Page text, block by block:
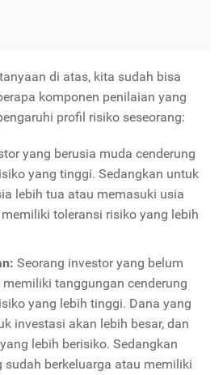
di atas, kita sudah bisa
komponen penilaian yang
profil risiko seseorang:
yang berusia muda cenderung
yang tinggi. Sedangkan untuk
lebih tua atau memasuki usia
toleransi risiko yang lebih
Seorang investor yang belum
tanggungan cenderung
yang lebih tinggi. Dana yang
investasi akan lebih besar, dan
lebih berisiko. Sedangkan
sudah berkeluarga atau memiliki